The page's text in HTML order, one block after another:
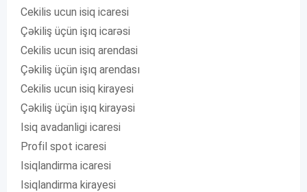
Cekilis ucun isiq icaresi
Çəkiliş üçün işıq icarəsi
Cekilis ucun isiq arendasi
Çəkiliş üçün işıq arendası
Cekilis ucun isiq kirayesi
Çəkiliş üçün işıq kirayəsi
Isiq avadanligi icaresi
Profil spot icaresi
Isiqlandirma icaresi
Isiqlandirma kirayesi